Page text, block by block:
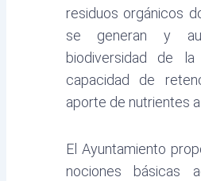
residuos orgánicos
se generan y
biodiversidad de
capacidad de
aporte de nutrientes
El Ayuntamiento
nociones básicas